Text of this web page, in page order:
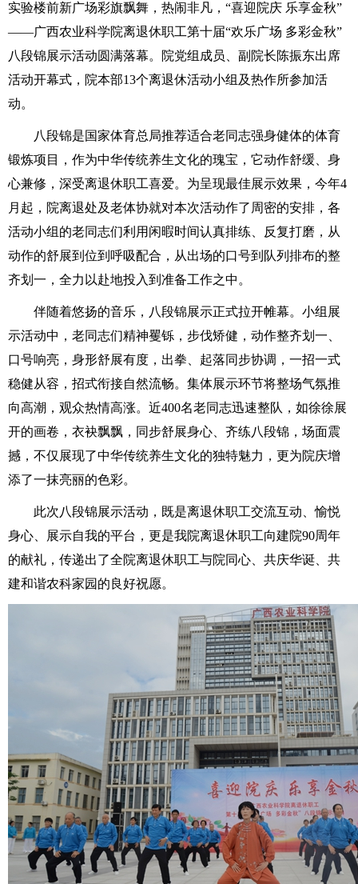
实验楼前新广场彩旗飘舞，热闹非凡，“喜迎院庆 乐享金秋”
——广西农业科学院离退休职工第十届“欢乐广场 多彩金秋”
八段锦展示活动圆满落幕。院党组成员、副院长陈振东出席
活动开幕式，院本部13个离退休活动小组及热作所参加活
动。
八段锦是国家体育总局推荐适合老同志强身健体的体育
锻炼项目，作为中华传统养生文化的瑰宝，它动作舒缓、身
心兼修，深受离退休职工喜爱。为呈现最佳展示效果，今年4
月起，院离退处及老体协就对本次活动作了周密的安排，各
活动小组的老同志们利用闲暇时间认真排练、反复打磨，从
动作的舒展到位到呼吸配合，从出场的口号到队列排布的整
齐划一，全力以赴地投入到准备工作之中。
伴随着悠扬的音乐，八段锦展示正式拉开帷幕。小组展
示活动中，老同志们精神矍铄，步伐矫健，动作整齐划一、
口号响亮，身形舒展有度，出拳、起落同步协调，一招一式
稳健从容，招式衔接自然流畅。集体展示环节将整场气氛推
向高潮，观众热情高涨。近400名老同志迅速整队，如徐徐展
开的画卷，衣袂飘飘，同步舒展身心、齐练八段锦，场面震
撼，不仅展现了中华传统养生文化的独特魅力，更为院庆增
添了一抹亮丽的色彩。
此次八段锦展示活动，既是离退休职工交流互动、愉悦
身心、展示自我的平台，更是我院离退休职工向建院90周年
的献礼，传递出了全院离退休职工与院同心、共庆华诞、共
建和谐农科家园的良好祝愿。